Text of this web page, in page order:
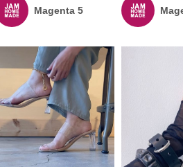
Magenta 5